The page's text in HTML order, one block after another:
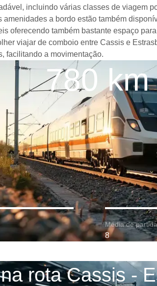
incluindo várias classes de viagem
a bordo estão também
oferecendo também bastante espaço
viajar de comboio entre Cassis e
facilitando a movimentação.
780 km
Média de
8
rota Cassis -